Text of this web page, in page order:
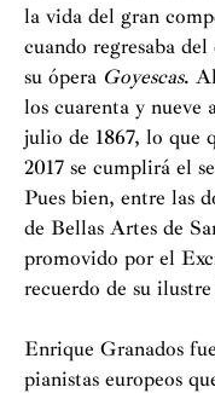
la vida del gran
cuando regresaba
su ópera Goyescas.
los cuarenta y nueve
julio de 1867, lo que
2017 se cumplirá el
Pues bien, entre las
de Bellas Artes de
promovido por el
recuerdo de su
Enrique Granados
pianistas europeos